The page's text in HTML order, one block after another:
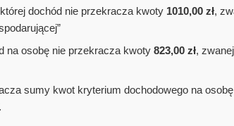
dochód nie przekracza kwoty 1010,00 zł,
na osobę nie przekracza kwoty823,00 zł,
sumy kwot kryterium dochodowego na